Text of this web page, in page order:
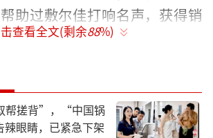
助过敷尔佳打响名声，获得销
营销费用的边际效应出现，越
销之外的法子。
下滑
查看全文(剩余88%)
帮搓背”，“中国锅
眼睛，已紧急下架